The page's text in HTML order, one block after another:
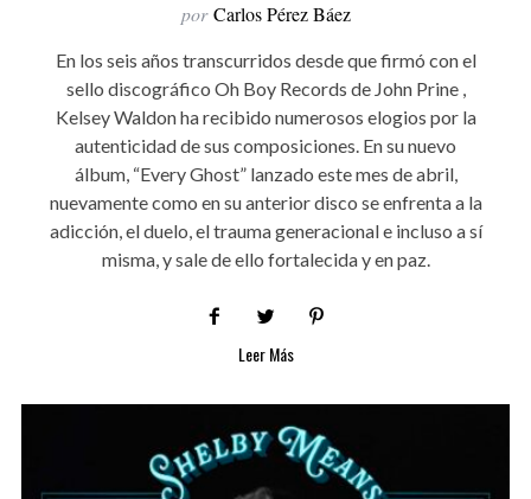
por Carlos Pérez Báez
En los seis años transcurridos desde que firmó con el
sello discográfico Oh Boy Records de John Prine ,
Kelsey Waldon ha recibido numerosos elogios por la
autenticidad de sus composiciones. En su nuevo
álbum, “Every Ghost” lanzado este mes de abril,
nuevamente como en su anterior disco se enfrenta a la
adicción, el duelo, el trauma generacional e incluso a sí
misma, y ​​sale de ello fortalecida y en paz.
Leer Más